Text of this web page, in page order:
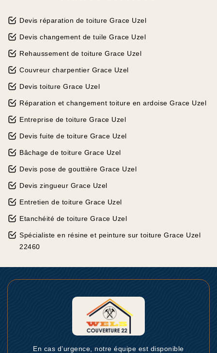
Devis réparation de toiture Grace Uzel
Devis changement de tuile Grace Uzel
Rehaussement de toiture Grace Uzel
Couvreur charpentier Grace Uzel
Devis toiture Grace Uzel
Réparation et changement toiture en ardoise Grace Uzel
Entreprise de toiture Grace Uzel
Devis fuite de toiture Grace Uzel
Bâchage de toiture Grace Uzel
Devis pose de gouttière Grace Uzel
Devis zingueur Grace Uzel
Entretien de toiture Grace Uzel
Etanchéité de toiture Grace Uzel
Spécialiste en résine et peinture sur toiture Grace Uzel
22460
En cas d’urgence, notre équipe est disponible